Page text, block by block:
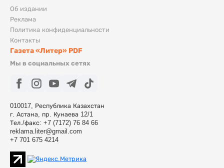
Об издании
Реклама
Политика конфиденциальности
Контакты
Газета «Литер» PDF
Мы в социальных сетях
010017, Республика Казахстан
г. Астана, пр. Кунаева 12/1
Тел./факс: +7 (7172) 76 84 66
reklama.liter@gmail.com
+7 701 675 4214